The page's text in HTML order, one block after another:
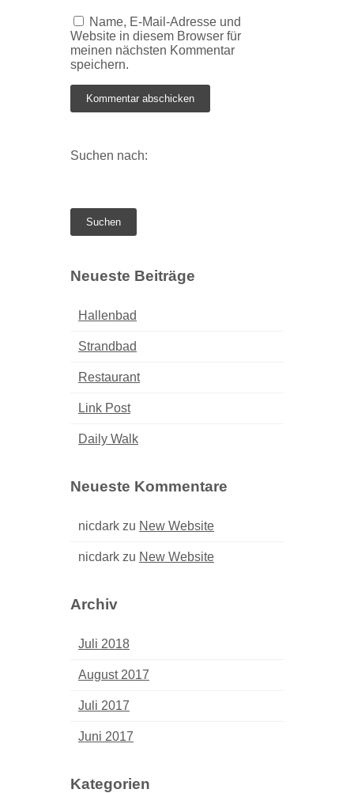
Name, E-Mail-Adresse und
Website in diesem Browser für
meinen nächsten Kommentar
speichern.
Suchen nach:
Neueste Beiträge
Hallenbad
Strandbad
Restaurant
Link Post
Daily Walk
Neueste Kommentare
nicdark zu New Website
nicdark zu New Website
Archiv
Juli 2018
August 2017
Juli 2017
Juni 2017
Kategorien